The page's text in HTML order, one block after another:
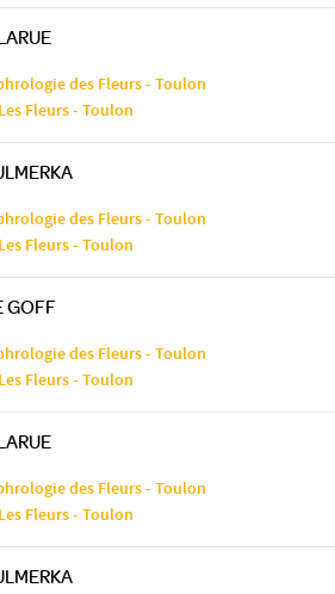
des Fleurs - Toulon
Fleurs - Toulon
des Fleurs - Toulon
Fleurs - Toulon
GOFF
des Fleurs - Toulon
Fleurs - Toulon
des Fleurs - Toulon
Fleurs - Toulon